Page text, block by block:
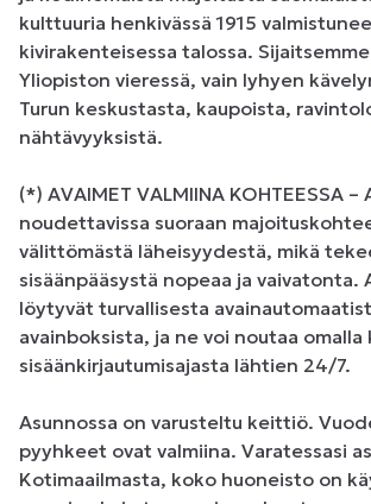
kulttuuria henkivässä 1915
kivirakenteisessa talossa. Sijaitsemme
Yliopiston vieressä, vain lyhyen
Turun keskustasta, kaupoista,
nähtävyyksistä.
(*) AVAIMET VALMIINA KOHTEESSA
noudettavissa suoraan
välittömästä läheisyydestä, mikä
sisäänpääsystä nopeaa ja vaivatonta.
löytyvät turvallisesta
avainboksista, ja ne voi noutaa omalla
sisäänkirjautumisajasta lähtien 24/7.
Asunnossa on varusteltu keittiö.
pyyhkeet ovat valmiina. Varatessasi
Kotimaailmasta, koko huoneisto on